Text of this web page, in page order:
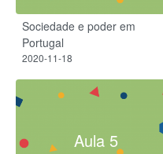
Sociedade e poder em
Portugal
2020-11-18
Aula 5